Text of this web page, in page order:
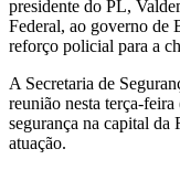
presidente do PL,
Federal, ao governo de
reforço policial para a
A Secretaria de
reunião nesta terça-
segurança na capital da
atuação.